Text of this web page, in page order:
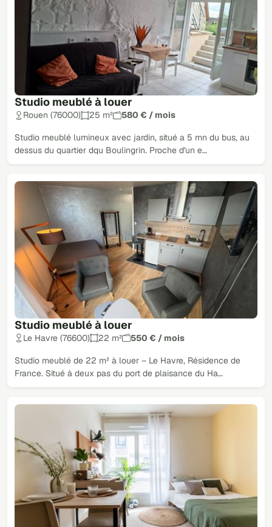
Studio meublé à louer
Rouen (76000) 25 m² 580 € / mois
Studio meublé lumineux avec jardin, situé a 5 mn du bus, au
dessus du quartier dqu Boulingrin. Proche d'un e…
Studio meublé à louer
Le Havre (76600) 22 m² 550 € / mois
Studio meublé de 22 m² à louer – Le Havre, Résidence de
France. Situé à deux pas du port de plaisance du Ha…